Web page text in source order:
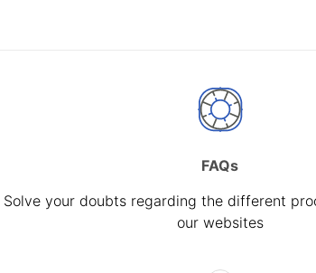
FAQs
Solve your doubts regarding the different
our websites